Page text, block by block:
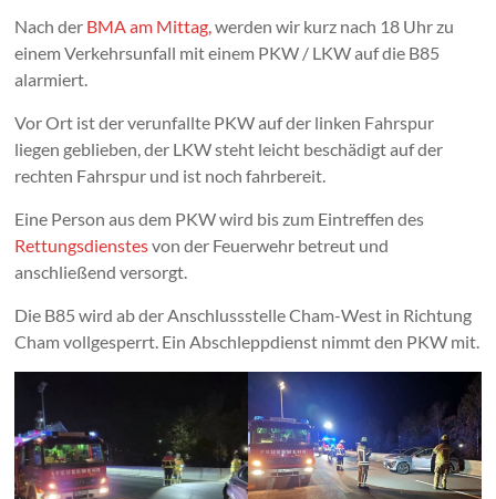
Nach der BMA am Mittag,werden wir kurz nach 18 Uhr zu
einem Verkehrsunfall mit einem PKW / LKW auf die B85
alarmiert.
Vor Ort ist der verunfallte PKW auf der linken Fahrspur
liegen geblieben, der LKW steht leicht beschädigt auf der
rechten Fahrspur und ist noch fahrbereit.
Eine Person aus dem PKW wird bis zum Eintreffen des
Rettungsdienstesvon der Feuerwehr betreut und
anschließend versorgt.
Die B85 wird ab der Anschlussstelle Cham-West in Richtung
Cham vollgesperrt. Ein Abschleppdienst nimmt den PKW mit.